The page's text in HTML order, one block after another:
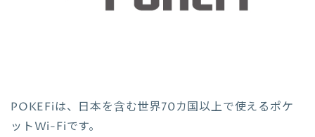
POKEFiは、日本を含む世界70カ国以上で使えるポケ
ットWi-Fiです。